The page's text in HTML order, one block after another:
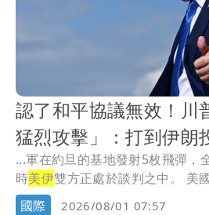
認了和平協議無效！川
猛烈攻擊」：打到伊朗
...軍在約旦的基地發射5枚飛彈，
時美伊雙方正處於談判之中。 美國官員透露，這幾周
川...
國際 2026/08/01 07:57